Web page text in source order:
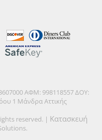
ΑΦΜ: 998118557 ΔΟΥ:
1 Μάνδρα Αττικής
reserved. | Κατασκευή